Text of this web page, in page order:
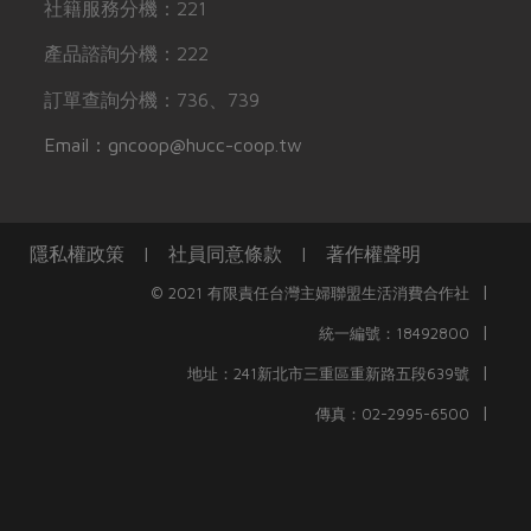
社籍服務分機：221
產品諮詢分機：222
訂單查詢分機：736、739
Email：gncoop@hucc-coop.tw
隱私權政策 | 社員同意條款 | 著作權聲明
© 2021 有限責任台灣主婦聯盟生活消費合作社 |
統一編號：18492800 |
地址：241新北市三重區重新路五段639號 |
傳真：02-2995-6500 |